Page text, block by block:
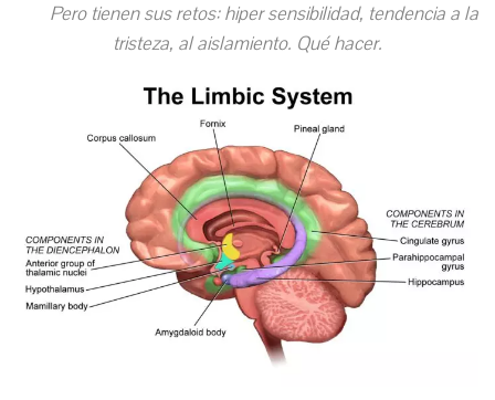
Pero tienen sus retos: hiper sensibilidad, tendencia a la
tristeza, al aislamiento. Qué hacer.